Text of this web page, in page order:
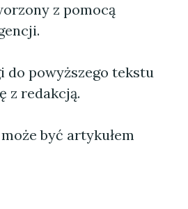
z pomocą
do powyższego tekstu
z redakcją.
być artykułem